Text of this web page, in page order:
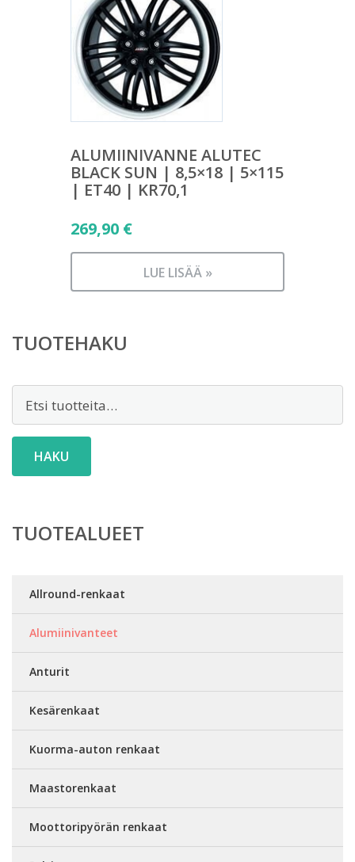
ALUMIINIVANNE ALUTEC
BLACK SUN | 8,5×18 | 5×115
| ET40 | KR70,1
269,90 €
LUE LISÄÄ »
TUOTEHAKU
HAKU
TUOTEALUEET
Allround-renkaat
Alumiinivanteet
Anturit
Kesärenkaat
Kuorma-auton renkaat
Maastorenkaat
Moottoripyörän renkaat